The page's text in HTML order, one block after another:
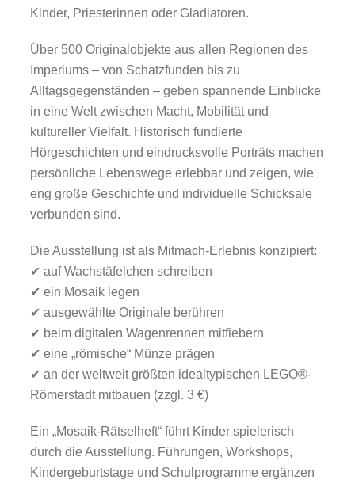
Kinder, Priesterinnen oder Gladiatoren.
Über 500 Originalobjekte aus allen Regionen des
Imperiums – von Schatzfunden bis zu
Alltagsgegenständen – geben spannende Einblicke
in eine Welt zwischen Macht, Mobilität und
kultureller Vielfalt. Historisch fundierte
Hörgeschichten und eindrucksvolle Porträts machen
persönliche Lebenswege erlebbar und zeigen, wie
eng große Geschichte und individuelle Schicksale
verbunden sind.
Die Ausstellung ist als Mitmach-Erlebnis konzipiert:
✔ auf Wachstäfelchen schreiben
✔ ein Mosaik legen
✔ ausgewählte Originale berühren
✔ beim digitalen Wagenrennen mitfiebern
✔ eine „römische“ Münze prägen
✔ an der weltweit größten idealtypischen LEGO®-
Römerstadt mitbauen (zzgl. 3 €)
Ein „Mosaik-Rätselheft“ führt Kinder spielerisch
durch die Ausstellung. Führungen, Workshops,
Kindergeburtstage und Schulprogramme ergänzen